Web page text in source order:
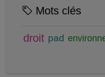
Mots clés
droit pad